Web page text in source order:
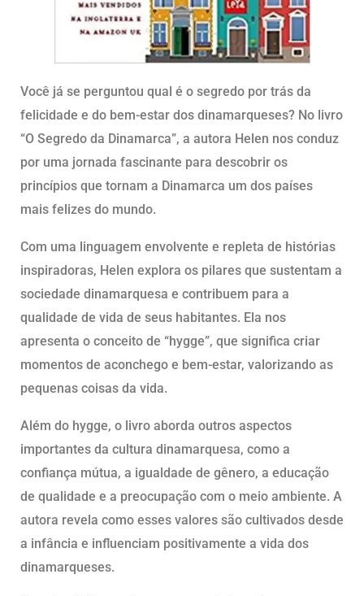
Você já se perguntou qual é o segredo por trás da
felicidade e do bem-estar dos dinamarqueses? No livro
“O Segredo da Dinamarca”, a autora Helen nos conduz
por uma jornada fascinante para descobrir os
princípios que tornam a Dinamarca um dos países
mais felizes do mundo.
Com uma linguagem envolvente e repleta de histórias
inspiradoras, Helen explora os pilares que sustentam a
sociedade dinamarquesa e contribuem para a
qualidade de vida de seus habitantes. Ela nos
apresenta o conceito de “hygge”, que significa criar
momentos de aconchego e bem-estar, valorizando as
pequenas coisas da vida.
Além do hygge, o livro aborda outros aspectos
importantes da cultura dinamarquesa, como a
confiança mútua, a igualdade de gênero, a educação
de qualidade e a preocupação com o meio ambiente. A
autora revela como esses valores são cultivados desde
a infância e influenciam positivamente a vida dos
dinamarqueses.